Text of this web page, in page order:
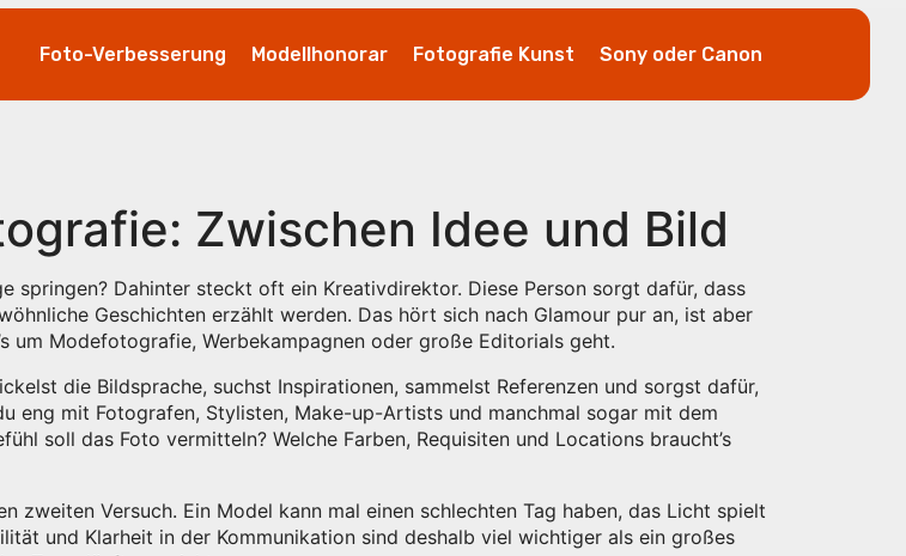
Foto-Verbesserung Modellhonorar Fotografie Kunst Sony oder Canon
Zwischen Idee und Bild
springen? Dahinter steckt oft ein Kreativdirektor. Diese Person sorgt dafür, dass
Geschichten erzählt werden. Das hört sich nach Glamour pur an, ist aber
um Modefotografie, Werbekampagnen oder große Editorials geht.
die Bildsprache, suchst Inspirationen, sammelst Referenzen und sorgst dafür,
eng mit Fotografen, Stylisten, Make-up-Artists und manchmal sogar mit dem
soll das Foto vermitteln? Welche Farben, Requisiten und Locations braucht’s
zweiten Versuch. Ein Model kann mal einen schlechten Tag haben, das Licht spielt
und Klarheit in der Kommunikation sind deshalb viel wichtiger als ein großes